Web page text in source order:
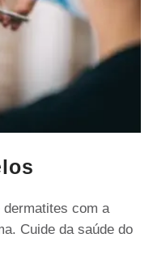
dermatites com a
Cuide da saúde do